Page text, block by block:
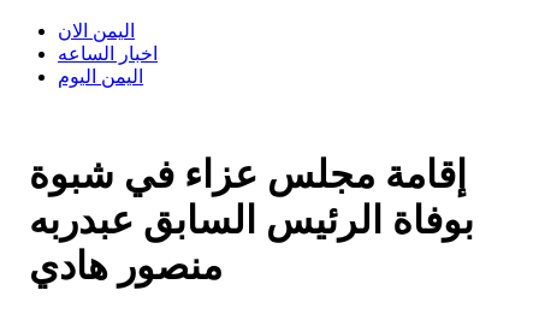
اليمن الان
اخبار الساعه
اليمن اليوم
إقامة مجلس عزاء في شبوة
بوفاة الرئيس السابق عبدربه
منصور هادي